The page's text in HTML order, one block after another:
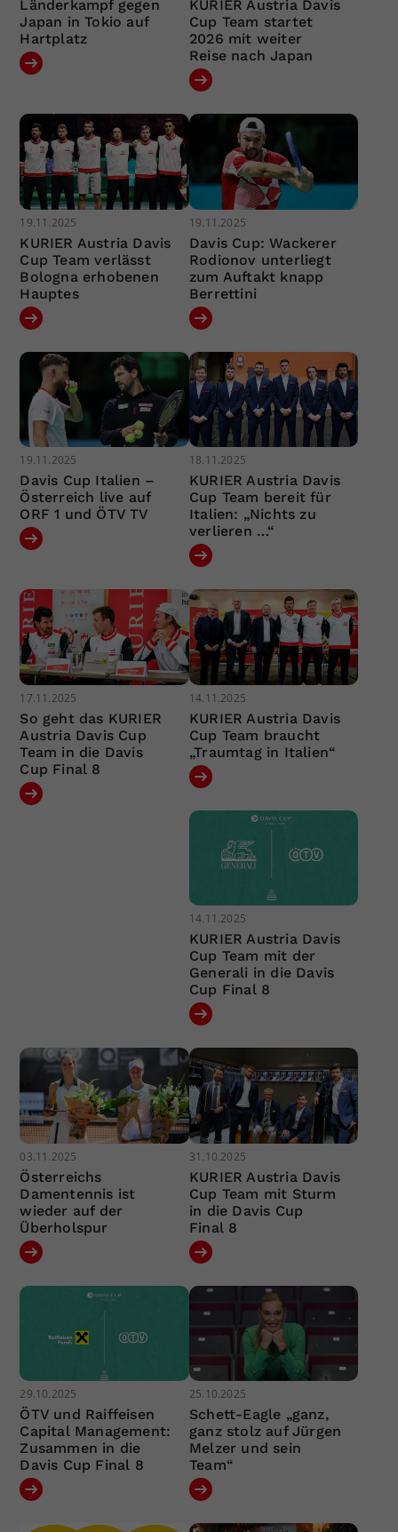
Länderkampf gegen
Japan in Tokio auf
Hartplatz
KURIER Austria Davis
Cup Team startet
2026 mit weiter
Reise nach Japan
19.11.2025
KURIER Austria Davis
Cup Team verlässt
Bologna erhobenen
Hauptes
19.11.2025
Davis Cup: Wackerer
Rodionov unterliegt
zum Auftakt knapp
Berrettini
19.11.2025
Davis Cup Italien –
Österreich live auf
ORF 1 und ÖTV TV
18.11.2025
KURIER Austria Davis
Cup Team bereit für
Italien: „Nichts zu
verlieren …“
17.11.2025
So geht das KURIER
Austria Davis Cup
Team in die Davis
Cup Final 8
14.11.2025
KURIER Austria Davis
Cup Team braucht
„Traumtag in Italien“
14.11.2025
KURIER Austria Davis
Cup Team mit der
Generali in die Davis
Cup Final 8
03.11.2025
Österreichs
Damentennis ist
wieder auf der
Überholspur
31.10.2025
KURIER Austria Davis
Cup Team mit Sturm
in die Davis Cup
Final 8
29.10.2025
ÖTV und Raiffeisen
Capital Management:
Zusammen in die
Davis Cup Final 8
25.10.2025
Schett-Eagle „ganz,
ganz stolz auf Jürgen
Melzer und sein
Team“